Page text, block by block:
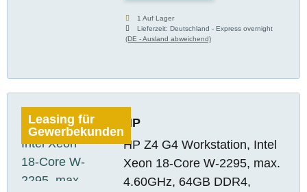
1 Auf Lager
Lieferzeit:Deutschland - Express overnight
(DE - Ausland abweichend)
Leasing für
Gewerbekunden
HP
HP Z4 G4 Workstation, Intel
Xeon 18-Core W-2295, max.
4.60GHz, 64GB DDR4,